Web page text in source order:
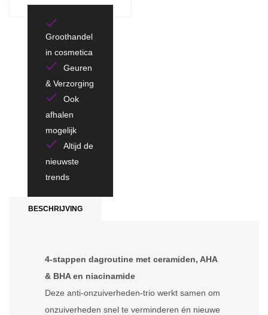
Groothandel
in cosmetica
Geuren
& Verzorging
Ook
afhalen
mogelijk
Altijd de
nieuwste
trends
BESCHRIJVING
4-stappen dagroutine met ceramiden, AHA
& BHA en niacinamide
Deze anti-onzuiverheden-trio werkt samen om
onzuiverheden snel te verminderen én nieuwe